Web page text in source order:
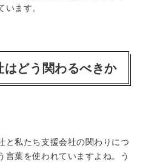
ます。
どう関わるべきか
と私たち支援会社の関わりにつ
言葉を使われていますよね。う